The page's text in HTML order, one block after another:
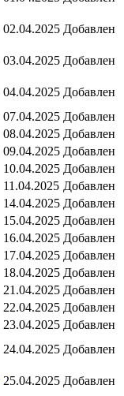
02.04.2025 Добавлен
03.04.2025 Добавлен
04.04.2025 Добавлен
07.04.2025 Добавлен
08.04.2025 Добавлен
09.04.2025 Добавлен
10.04.2025 Добавлен
11.04.2025 Добавлен
14.04.2025 Добавлен
15.04.2025 Добавлен
16.04.2025 Добавлен
17.04.2025 Добавлен
18.04.2025 Добавлен
21.04.2025 Добавлен
22.04.2025 Добавлен
23.04.2025 Добавлен
24.04.2025 Добавлен
25.04.2025 Добавлен